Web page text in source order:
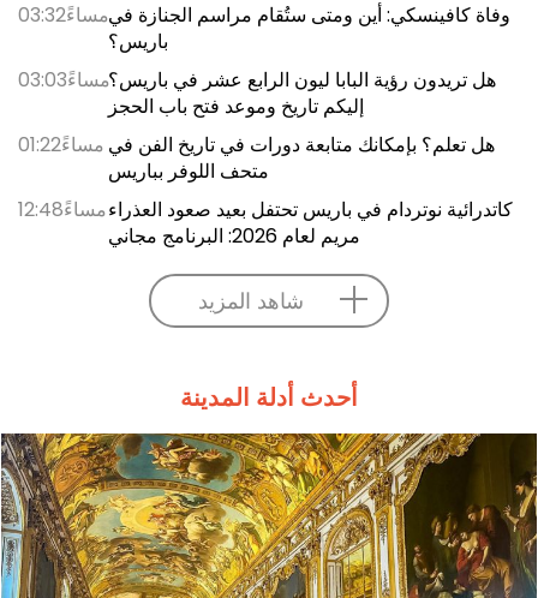
03:32مساءًوفاة كافينسكي: أين ومتى ستُقام مراسم الجنازة في
باريس؟
03:03مساءًهل تريدون رؤية البابا ليون الرابع عشر في باريس؟
إليكم تاريخ وموعد فتح باب الحجز
01:22مساءً هل تعلم؟ بإمكانك متابعة دورات في تاريخ الفن في
متحف اللوفر بباريس
12:48مساءًكاتدرائية نوتردام في باريس تحتفل بعيد صعود العذراء
مريم لعام 2026: البرنامج مجاني
شاهد المزيد
أحدث أدلة المدينة